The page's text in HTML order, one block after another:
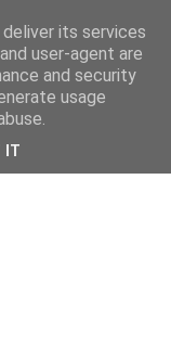
its services
user-agent are
and security
usage
IT